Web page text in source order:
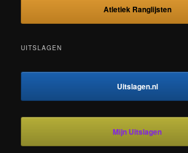
Atletiek Ranglijsten
UITSLAGEN
Uitslagen.nl
Mijn Uitslagen